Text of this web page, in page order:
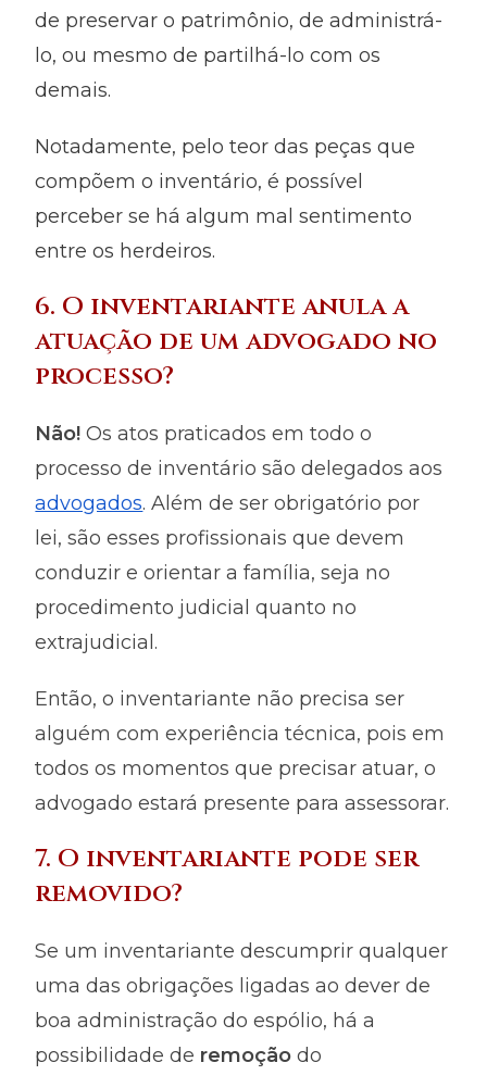
de preservar o patrimônio, de administrá-
lo, ou mesmo de partilhá-lo com os
demais.
Notadamente, pelo teor das peças que
compõem o inventário, é possível
perceber se há algum mal sentimento
entre os herdeiros.
6. O inventariante anula a
atuação de um advogado no
processo?
Não!Os atos praticados em todo o
processo de inventário são delegados aos
advogados. Além de ser obrigatório por
lei, são esses profissionais que devem
conduzir e orientar a família, seja no
procedimento judicial quanto no
extrajudicial.
Então, o inventariante não precisa ser
alguém com experiência técnica, pois em
todos os momentos que precisar atuar, o
advogado estará presente para assessorar.
7. O inventariante pode ser
removido?
Se um inventariante descumprir qualquer
uma das obrigações ligadas ao dever de
boa administração do espólio, há a
possibilidade de remoção do